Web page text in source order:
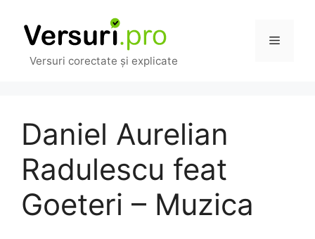
conținut
Versuri corectate și explicate
Meniu
Daniel Aurelian
Radulescu feat
Goeteri – Muzica